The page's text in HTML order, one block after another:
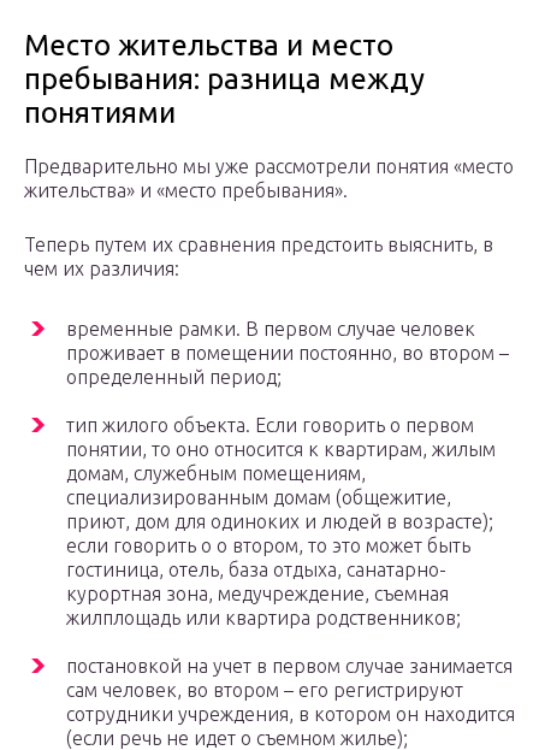
Место жительства и место
пребывания: разница между
понятиями
Предварительно мы уже рассмотрели понятия «место
жительства» и «место пребывания».
Теперь путем их сравнения предстоить выяснить, в
чем их различия:
временные рамки. В первом случае человек
проживает в помещении постоянно, во втором –
определенный период;
тип жилого объекта. Если говорить о первом
понятии, то оно относится к квартирам, жилым
домам, служебным помещениям,
специализированным домам (общежитие,
приют, дом для одиноких и людей в возрасте);
если говорить о о втором, то это может быть
гостиница, отель, база отдыха, санатарно-
курортная зона, медучреждение, съемная
жилплощадь или квартира родственников;
постановкой на учет в первом случае занимается
сам человек, во втором – его регистрируют
сотрудники учреждения, в котором он находится
(если речь не идет о съемном жилье);